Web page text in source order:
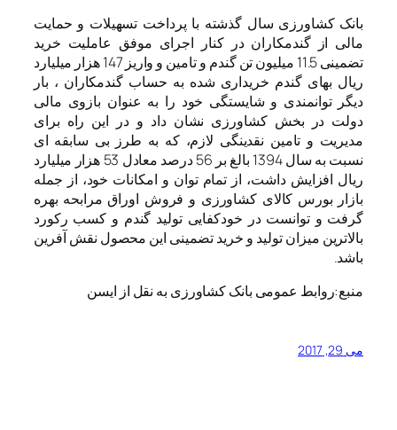
بانک کشاورزی سال گذشته با پرداخت تسهیلات و حمایت
مالی از گندمکاران در کنار اجرای موفق عاملیت خرید
تضمینی 11.5 میلیون تن گندم و تامین و واریز 147 هزار میلیارد
ریال بهای گندم خریداری شده به حساب گندمکاران ، بار
دیگر توانمندی و شایستگی خود را به عنوان بازوی مالی
دولت در بخش کشاورزی نشان داد و در این راه برای
مدیریت و تامین نقدینگی لازم، که به طرز بی سابقه ای
نسبت به سال 1394 بالغ بر 56 درصد معادل 53 هزار میلیارد
ریال افزایش داشت، از تمام توان و امکانات خود، از جمله
بازار بورس کالای کشاورزی و فروش اوراق مرابحه بهره
گرفت و توانست در خودکفایی تولید گندم و کسب رکورد
بالاترین میزان تولید و خرید تضمینی این محصول نقش آفرین
باشد.
منبع:روابط عمومی بانک کشاورزی به نقل از ایسن
می 29, 2017